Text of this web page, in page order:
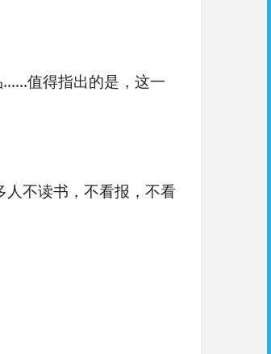
值得指出的是，这一
不读书，不看报，不看